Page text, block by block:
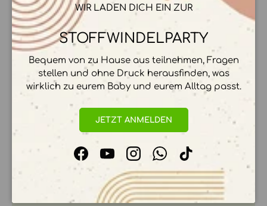
HERSTELLER & HERKUNFT
ZAHLUNGSMÖGLICHKEITEN
Ihre Zahlungsinformationen werden sicher
verarbeitet. Wir speichern keine
Kreditkartendetails.
WIR LADEN DICH EIN ZUR
STOFFWINDELPARTY
Bequem von zu Hause aus teilnehmen, Fragen
stellen und ohne Druck herausfinden, was
wirklich zu eurem Baby und eurem Alltag passt.
JETZT ANMELDEN
FacebookYouTubeInstagramWhatsApp
TikTok